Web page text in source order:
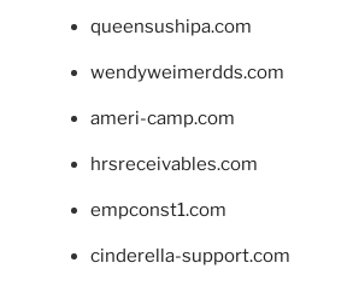
queensushipa.com
wendyweimerdds.com
ameri-camp.com
hrsreceivables.com
empconst1.com
cinderella-support.com